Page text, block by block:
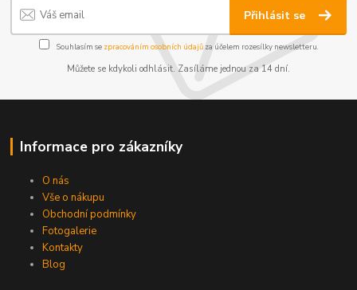
Přihlásit se
Souhlasím se zpracováním osobních údajůza účelem rozesílky newsletteru.
Můžete se kdykoli odhlásit. Zasíláme jednou za 14 dní.
Informace pro zákazníky
O nás
Vše o nákupu
Obchodní podmínky
Fotogalerie
Kontakty
Blog